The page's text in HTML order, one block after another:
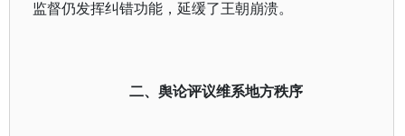
监督仍发挥纠错功能，延缓了王朝崩溃。
二、舆论评议维系地方秩序